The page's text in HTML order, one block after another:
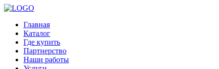
Главная
Каталог
Где купить
Партнерство
Наши работы